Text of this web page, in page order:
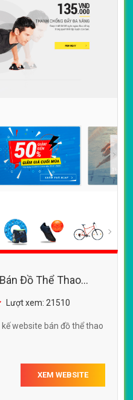
Đồ Thể Thao
SEO tốt
Lượt xem: 21510
website bán đồ thể thao
XEM WEBSITE